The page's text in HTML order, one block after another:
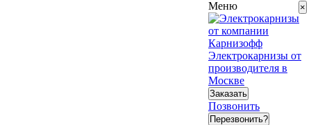
Меню
Электрокарнизы от
производителя в
Москве
Заказать
Позвонить
Перезвонить?
×